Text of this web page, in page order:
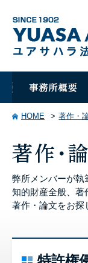
HOME 著作・
弊所メンバーが執
知的財産全般、著
著作・論文をお探